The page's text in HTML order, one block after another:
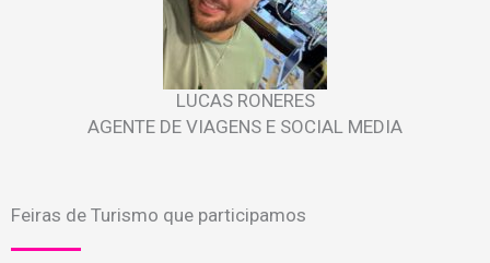
LUCAS RONERES
AGENTE DE VIAGENS E SOCIAL MEDIA
Feiras de Turismo que participamos